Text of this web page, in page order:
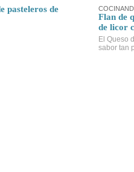
pasteleros de
Flan de
de licor
El Queso
sabor tan